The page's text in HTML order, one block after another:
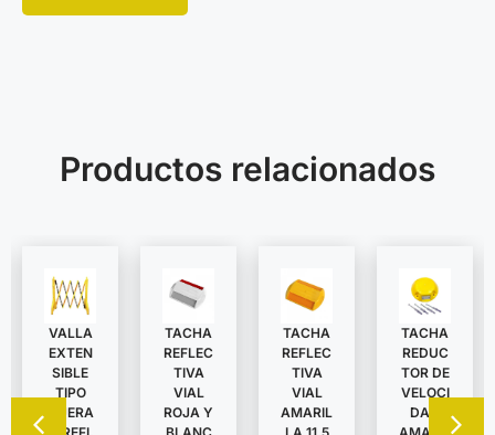
Productos relacionados
VALLA
EXTEN
SIBLE
TIPO
TIJERA
TACHA
REFLEC
TIVA
VIAL
ROJA Y
TACHA
REFLEC
TIVA
VIAL
AMARIL
TACHA
REDUC
TOR DE
VELOCI
DAD